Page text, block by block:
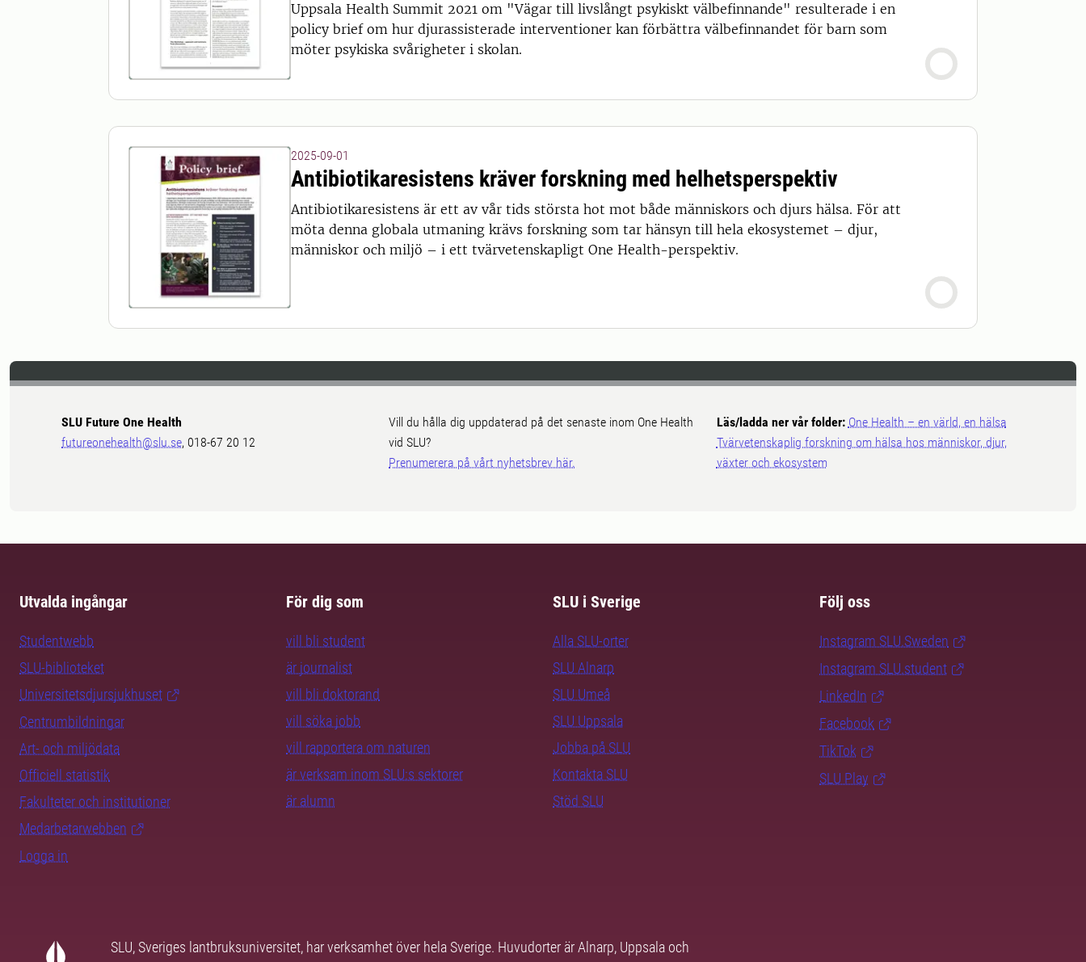
Uppsala Health Summit 2021 om "Vägar till livslångt psykiskt välbefinnande" resulterade i en
policy brief om hur djurassisterade interventioner kan förbättra välbefinnandet för barn som
möter psykiska svårigheter i skolan.
2025-09-01
Antibiotikaresistens kräver forskning med helhetsperspektiv
Antibiotikaresistens är ett av vår tids största hot mot både människors och djurs hälsa. För att
möta denna globala utmaning krävs forskning som tar hänsyn till hela ekosystemet – djur,
människor och miljö – i ett tvärvetenskapligt One Health-perspektiv.
SLU Future One Health
futureonehealth@slu.se, 018-67 20 12
Vill du hålla dig uppdaterad på det senaste inom One Health
vid SLU?
Prenumerera på vårt nyhetsbrev här.
Läs/ladda ner vår folder: One Health – en värld, en hälsa
Tvärvetenskaplig forskning om hälsa hos människor, djur,
växter och ekosystem
Utvalda ingångar
Studentwebb
SLU-biblioteket
Universitetsdjursjukhuset
Centrumbildningar
Art- och miljödata
Officiell statistik
Fakulteter och institutioner
Medarbetarwebben
Logga in
För dig som
vill bli student
är journalist
vill bli doktorand
vill söka jobb
vill rapportera om naturen
är verksam inom SLU:s sektorer
är alumn
SLU i Sverige
Alla SLU-orter
SLU Alnarp
SLU Umeå
SLU Uppsala
Jobba på SLU
Kontakta SLU
Stöd SLU
Följ oss
Instagram SLU.Sweden
Instagram SLU.student
LinkedIn
Facebook
TikTok
SLU Play
SLU, Sveriges lantbruksuniversitet, har verksamhet över hela Sverige. Huvudorter är Alnarp, Uppsala och